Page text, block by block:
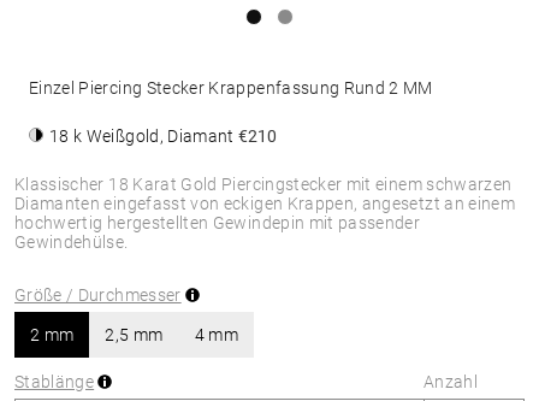
Klassischer 18 Karat Gold Piercingstecker mit einem schwarzen
Diamanten eingefasst von eckigen Krappen, angesetzt an einem
hochwertig hergestellten Gewindepin mit passender
Gewindehülse.
Einzel Piercing Stecker Krappenfassung Rund 2 MM
18 k Weißgold, Diamant€210
Größe / Durchmesser
2 mm 2,5 mm 4 mm
Stablänge Anzahl